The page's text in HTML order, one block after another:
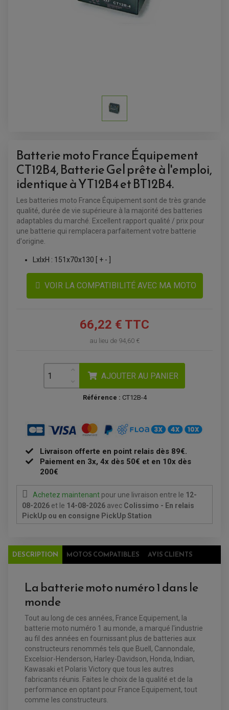
AMORTISSEUR DE DIRECTION
BAGAGERIE
BAGAGERIE SOUPLE
ACCESSOIRE GPS, SMARTPHONE
SELLE CONFORT
TOP CASE ET VALISES
ACCESSOIRE ÉCHAPPEMENT
ACCESSOIRES ELECTRIQUE
BATTERIE
CHARGEUR BATTERIE
CLIGNOTANT MOTO
CLIGNOTANT TYPE ORIGINE
DÉMARREUR
ECLAIRAGE MOTO
FEUX ADDITIONNELS
KIT RECONDITIONNEMENT DEMARREUR
POMPE A ESSENCE
REDRESSEUR / REGULATEUR
STATOR
ELECTRICITÉ
BATTERIE SCOOTER
CHARGEUR DE BATTERIE
REDRESSEUR / RÉGULATEUR
POMPE A ESSENCE
FREINAGE
ACCESSOIRE + VISSERIE FREINAGE
DISQUE DE FREIN ARRIERE
ACCESSOIRES QUAD
ACCESSOIRES ANODISES POUR QUAD
PROTÈGE-MAINS
PONTETS / REHAUSSES DE GUIDON
BAGAGERIE / TREUIL / ATTELAGE
TREUIL ET ATTELAGE QUAD-SSV
ÉCHAPPEMENT QUAD
ÉCHAPPEMENT QUAD
ENTRETIEN QUAD / SSV
BATTERIE
FILTRE A HUILE QUAD
ÉQUIPEMENT ÉLECTRIQUE
ACCESSOIRES ÉLECTRIQUE ENDURO
PLAQUE PHARE
COMPTEUR D'HEURE
DÉMARREUR
CONDENSATEUR
BOBINE D'ALLUMAGE
TRANSMISSION
PATIN DE BRAS OSCILLANT
ROULETTE DE CHAÎNE
EMBRAYAGE OFF ROAD
PIÈCE MOTEUR
POMPE À EAU BOYESEN
KIT RÉPARATION CARBU
KIT RÉPARATION POMPE A EAU
RADIATEUR
DURITE RADIATEUR
Batterie moto France Équipement
CT12B4, Batterie Gel prête à l'emploi,
identique à YT12B4 et BT12B4.
Les batteries moto France Équipement sont de très grande
qualité, durée de vie supérieure à la majorité des batteries
adaptables du marché. Excellent rapport qualité / prix pour
une batterie qui remplacera parfaitement votre batterie
d'origine.
LxlxH : 151x70x130 [ + - ]
VOIR LA COMPATIBILITÉ AVEC MA MOTO
66,22 € TTC
au lieu de 94,60 €
AJOUTER AU PANIER
Référence : CT12B-4
Livraison offerte en point relais dès 89€.
Paiement en 3x, 4x dès 50€ et en 10x dès
200€
Achetez maintenant pour une livraison entre le 12-
08-2026 et le 14-08-2026 avec Colissimo - En relais
PickUp ou en consigne PickUp Station
DESCRIPTION MOTOS COMPATIBLES AVIS CLIENTS
La batterie moto numéro 1 dans le
monde
Tout au long de ces années, France Equipement, la
batterie moto numéro 1 au monde, a marqué l'industrie
au fil des années en fournissant plus de batteries aux
constructeurs renommés tels que Buell, Cannondale,
Excelsior-Henderson, Harley-Davidson, Honda, Indian,
Kawasaki et Polaris Victory que tous les autres
fabricants réunis. Faites le choix de la qualité et de la
performance en optant pour France Equipement, tout
comme les constructeurs.